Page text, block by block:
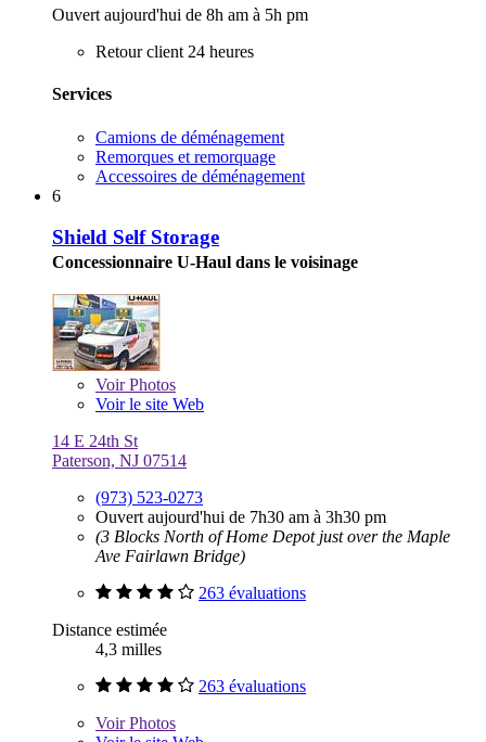
Ouvert aujourd'hui de 8h am à 5h pm
Retour client 24 heures
Services
Camions de déménagement
Remorques et remorquage
Accessoires de déménagement
6
Shield Self Storage
Concessionnaire U-Haul dans le voisinage
VoirPhotos
Voir le site Web
14 E 24th St
Paterson, NJ 07514
(973) 523-0273
Ouvert aujourd'hui de 7h30 am à 3h30 pm
(3 Blocks North of Home Depot just over the Maple
Ave Fairlawn Bridge)
263 évaluations
Distance estimée
4,3 milles
263 évaluations
VoirPhotos